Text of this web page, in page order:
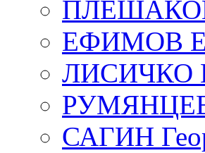
ПЛЕШАКОВ
ЕФИМОВ
ЛИСИЧКО
САГИН